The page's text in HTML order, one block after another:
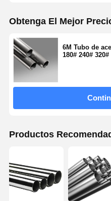
Obtenga El Mejor
6M Tubo de
180# 240#
Productos